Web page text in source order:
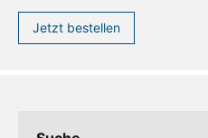
Jetzt bestellen